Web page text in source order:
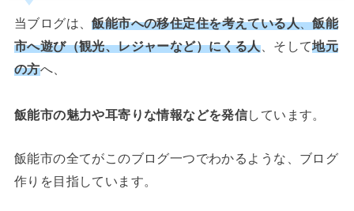
当ブログは、飯能市への移住定住を考えている人、飯能
市へ遊び（観光、レジャーなど）にくる人、そして地元
の方へ、
飯能市の魅力や耳寄りな情報などを発信しています。
飯能市の全てがこのブログ一つでわかるような、ブログ
作りを目指しています。